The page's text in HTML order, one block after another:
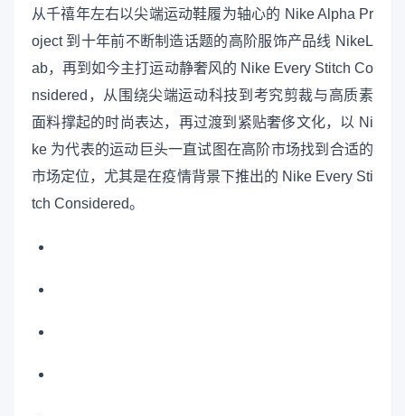
从千禧年左右以尖端运动鞋履为轴心的 Nike Alpha Pr
oject 到十年前不断制造话题的高阶服饰产品线 NikeL
ab，再到如今主打运动静奢风的 Nike Every Stitch Co
nsidered，从围绕尖端运动科技到考究剪裁与高质素
面料撑起的时尚表达，再过渡到紧贴奢侈文化，以 Ni
ke 为代表的运动巨头一直试图在高阶市场找到合适的
市场定位，尤其是在疫情背景下推出的 Nike Every Sti
tch Considered。